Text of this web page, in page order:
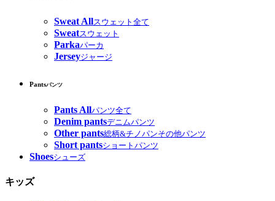
Sweat Allスウェット全て
Sweatスウェット
Parkaパーカ
Jerseyジャージ
Pantsパンツ
Pants Allパンツ全て
Denim pantsデニムパンツ
Other pants総柄&チノパンその他パンツ
Short pantsショートパンツ
Shoesシューズ
キッズ